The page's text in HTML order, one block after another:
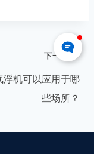
下一个
浮机可以应用于哪
些场所？